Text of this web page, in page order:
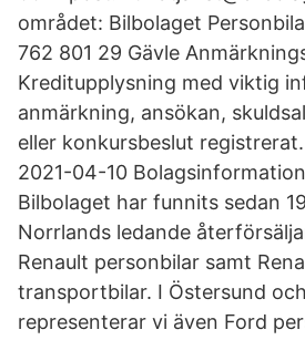
området: Bilbolaget
762 801 29 Gävle
Kreditupplysning med viktig
anmärkning, ansökan,
eller konkursbeslut
2021-04-10
Bilbolaget har funnits sedan
Norrlands ledande
Renault personbilar samt
transportbilar. I Östersund
representerar vi även Ford